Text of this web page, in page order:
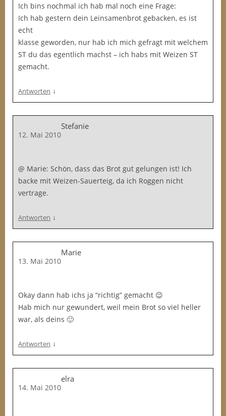
Ich bins nochmal ich hab mal noch eine Frage:
Ich hab gestern dein Leinsamenbrot gebacken, es ist
echt
klasse geworden, nur hab ich mich gefragt mit welchem
ST du das egentlich machst – ich habs mit Weizen ST
gemacht.
Antworten ↓
Stefanie
12. Mai 2010
@ Marie: Schön, dass das Brot gut gelungen ist! Ich
backe mit Weizen-Sauerteig, da ich Roggen nicht
vertrage.
Antworten ↓
Marie
13. Mai 2010
Okay dann hab ichs ja “richtig” gemacht 😉
Hab mich nur gewundert, weil mein Brot so viel heller
war, als deins 🙂
Antworten ↓
elra
14. Mai 2010